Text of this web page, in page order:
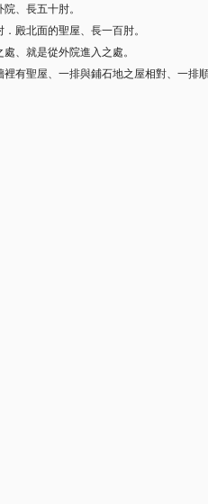
、長五十肘。
殿北面的聖屋、長一百肘。
、就是從外院進入之處。
有聖屋、一排與鋪石地之屋相對、一排